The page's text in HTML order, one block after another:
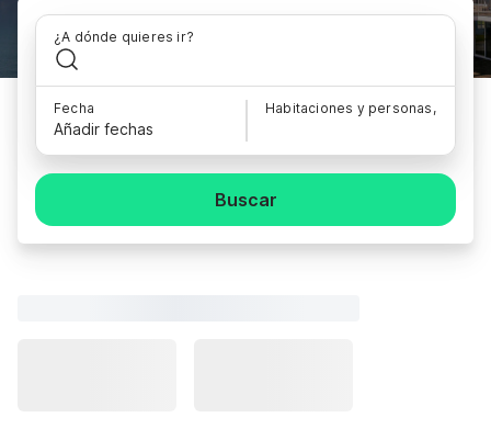
¿A dónde quieres ir?
Fecha
Añadir fechas
Habitaciones y personas,
Buscar